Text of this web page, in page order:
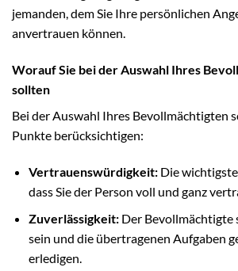
jemanden, dem Sie Ihre persönlichen
anvertrauen können.
Worauf Sie bei der Auswahl Ihres
sollten
Bei der Auswahl Ihres Bevollmächtigten
Punkte berücksichtigen:
Vertrauenswürdigkeit:Die wichtigste
dass Sie der Person voll und ganz
Zuverlässigkeit:Der Bevollmächtigte
sein und die übertragenen Aufgaben
erledigen.